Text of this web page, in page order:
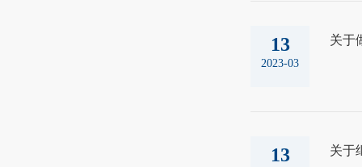
13
2023-03
关于
13 关于